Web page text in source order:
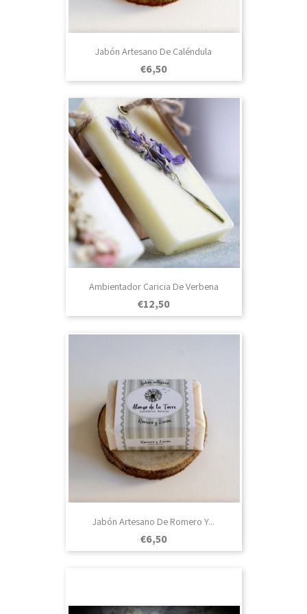
Jabón Artesano De Caléndula
Prezo
€6,50
Ambientador Caricia De Verbena
Prezo
€12,50
Jabón Artesano De Romero Y...
Prezo
€6,50